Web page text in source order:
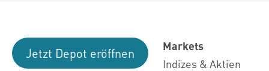
Jetzt Depot eröffnen
Markets
Indizes & Aktien